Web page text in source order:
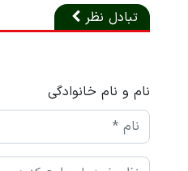
تبادل نظر
نام و نام خانوادگی